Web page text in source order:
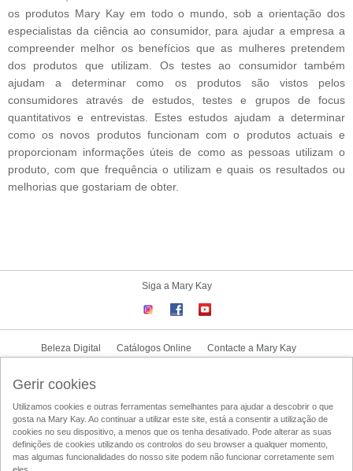
os produtos Mary Kay em todo o mundo, sob a orientação dos
especialistas da ciência ao consumidor, para ajudar a empresa a
compreender melhor os benefícios que as mulheres pretendem
dos produtos que utilizam. Os testes ao consumidor também
ajudam a determinar como os produtos são vistos pelos
consumidores através de estudos, testes e grupos de focus
quantitativos e entrevistas. Estes estudos ajudam a determinar
como os novos produtos funcionam com o produtos actuais e
proporcionam informações úteis de como as pessoas utilizam o
produto, com que frequência o utilizam e quais os resultados ou
melhorias que gostariam de obter.
Siga a Mary Kay
Beleza Digital Catálogos Online
Contacte a Mary Kay
Condições de Utilização Politica de Privacidade
Politica-UGC
Acesso ao Mary Kay Intouch
Localizador de Consultoras de Beleza
DSA
Gerir cookies
Utilizamos cookies e outras ferramentas semelhantes para ajudar a descobrir o que
gosta na Mary Kay. Ao continuar a utilizar este site, está a consentir a utilização de
cookies no seu dispositivo, a menos que os tenha desativado. Pode alterar as suas
definições de cookies utilizando os controlos do seu browser a qualquer momento,
mas algumas funcionalidades do nosso site podem não funcionar corretamente sem